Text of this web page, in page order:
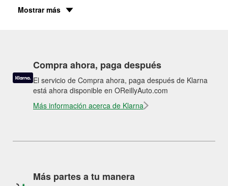
Mostrar más
Compra ahora, paga después
El servicio de Compra ahora, paga después de Klarna
está ahora disponible en OReillyAuto.com
Más información acerca de Klarna
Más partes a tu manera